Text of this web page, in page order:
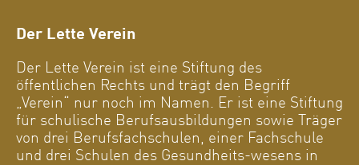
Der Lette Verein
Der Lette Verein ist eine Stiftung des
öffentlichen Rechts und trägt den Begriff
„Verein“ nur noch im Namen. Er ist eine Stiftung
für schulische Berufsausbildungen sowie Träger
von drei Berufsfachschulen, einer Fachschule
und drei Schulen des Gesundheits-wesens in